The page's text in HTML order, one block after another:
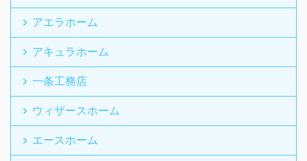
アエラホーム
アキュラホーム
一条工務店
ウィザースホーム
エースホーム